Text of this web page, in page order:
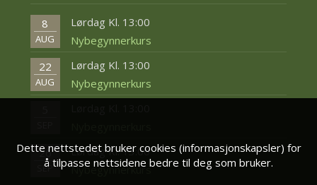
8
AUG
Lørdag Kl. 13:00
Nybegynnerkurs
22
AUG
Lørdag Kl. 13:00
Nybegynnerkurs
26
SEP
Lørdag Kl. 13:00
Nybegynnerkurs
Dette nettstedet bruker cookies (informasjonskapsler) for
å tilpasse nettsidene bedre til deg som bruker.